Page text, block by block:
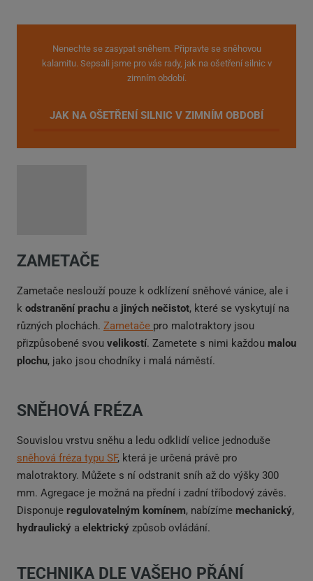
Nenechte se zasypat sněhem. Připravte se sněhovou
kalamitu. Sepsali jsme pro vás rady, jak na ošetření silnic v
zimním období.
JAK NA OŠETŘENÍ SILNIC V ZIMNÍM OBDOBÍ
ZAMETAČE
Zametače neslouží pouze k odklízení sněhové vánice, ale i
k odstranění prachu a jiných nečistot, které se vyskytují na
různých plochách. Zametače pro malotraktory jsou
přizpůsobené svou velikostí. Zametete s nimi každou malou
plochu, jako jsou chodníky i malá náměstí.
SNĚHOVÁ FRÉZA
Souvislou vrstvu sněhu a ledu odklidí velice jednoduše
sněhová fréza typu SF, která je určená právě pro
malotraktory. Můžete s ní odstranit sníh až do výšky 300
mm. Agregace je možná na přední i zadní tříbodový závěs.
Disponuje regulovatelným komínem, nabízíme mechanický,
hydraulický a elektrický způsob ovládání.
TECHNIKA DLE VAŠEHO PŘÁNÍ